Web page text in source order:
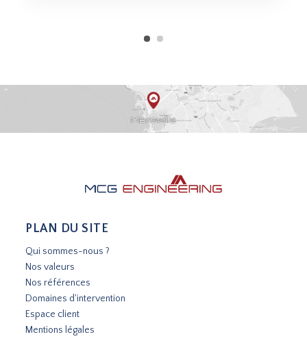
PLAN DU SITE
Qui sommes-nous ?
Nos valeurs
Nos références
Domaines d'intervention
Espace client
Mentions légales